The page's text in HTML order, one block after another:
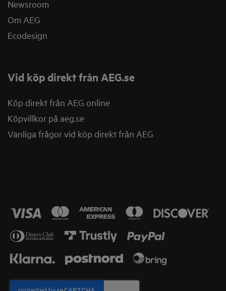
Newsroom
Om AEG
Ecodesign
Vid köp direkt från AEG.se
Köp direkt från AEG online
Köpvillkor på aeg.se
Vanliga frågor vid köp direkt från AEG